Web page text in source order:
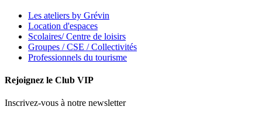
Les ateliers by Grévin
Location d'espaces
Scolaires/ Centre de loisirs
Groupes / CSE / Collectivités
Professionnels du tourisme
Rejoignez le Club VIP
Inscrivez-vous à notre newsletter